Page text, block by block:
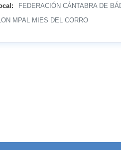
FEDERACIÓN CÁNTABRA DE
MPAL MIES DEL CORRO